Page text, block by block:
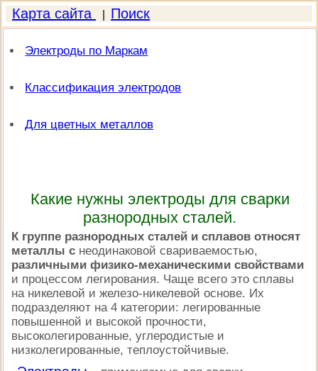
Карта сайта Поиск
Электроды по Маркам
Классификация электродов
Для цветных металлов
Какие нужны электроды для сварки
разнородных сталей.
К группе разнородных сталей и сплавов относят
металлы с неодинаковой свариваемостью,
различными физико-механическими свойствами
и процессом легирования. Чаще всего это сплавы
на никелевой и железо-никелевой основе. Их
подразделяют на 4 категории: легированные
повышенной и высокой прочности,
высоколегированные, углеродистые и
низколегированные, теплоустойчивые.